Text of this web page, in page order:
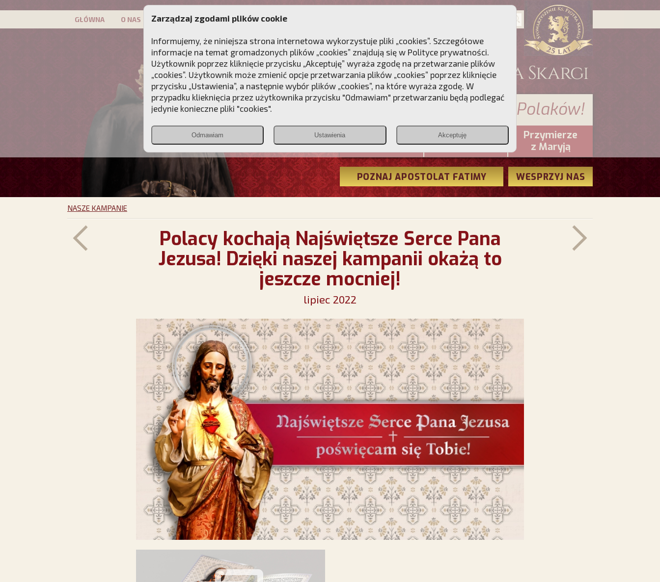
GŁÓWNA O NAS PATRON KAMPANIE DLA DUSZY
Przebudźmy sumienia Polaków!
Christiana
PCh24.pl
Przymierze
z Maryją
POZNAJ APOSTOLAT FATIMY WESPRZYJ NAS
NASZE KAMPANIE
Polacy kochają Najświętsze Serce Pana
Jezusa! Dzięki naszej kampanii okażą to
jeszcze mocniej!
lipiec 2022
Zarządzaj zgodami plików cookie
Informujemy, że niniejsza strona internetowa wykorzystuje pliki „cookies”. Szczegółowe
informacje na temat gromadzonych plików „cookies” znajdują się w Polityce prywatności.
Użytkownik poprzez kliknięcie przycisku „Akceptuję” wyraża zgodę na przetwarzanie plików
„cookies”. Użytkownik może zmienić opcje przetwarzania plików „cookies” poprzez kliknięcie
przycisku „Ustawienia”, a następnie wybór plików „cookies”, na które wyraża zgodę. W
przypadku klieknięcia przez użytkownika przycisku "Odmawiam" przetwarzaniu będą podlegać
jedynie konieczne pliki "cookies".
Odmawiam Ustawienia Akceptuję